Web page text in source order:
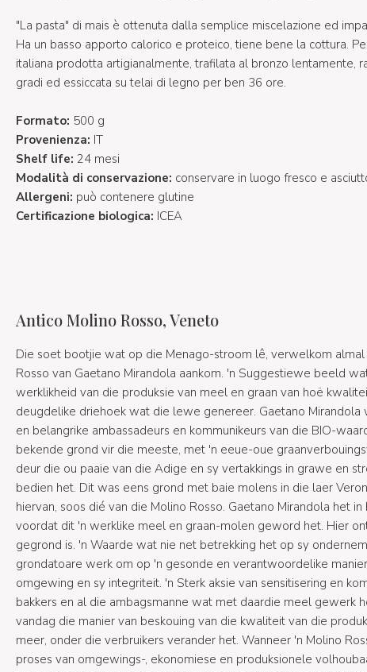
"La pasta" di mais è ottenuta dalla semplice miscelazione ed
Ha un basso apporto calorico e proteico, tiene bene la cottura.
italiana prodotta artigianalmente, trafilata al bronzo lentamente,
gradi ed essiccata su telai di legno per ben 36 ore.
Formato: 500 g
Provenienza: IT
Shelf life: 24 mesi
Modalità di conservazione: conservare in luogo fresco e
Allergeni: può contenere glutine
Certificazione biologica: ICEA
Antico Molino Rosso, Veneto
Die soet bootjie wat op die Menago-stroom lê, verwelkom
Rosso van Gaetano Mirandola aankom. 'n Suggestiewe beeld
werklikheid van die produksie van meel en graan van hoë
deugdelike driehoek wat die lewe genereer. Gaetano
en belangrike ambassadeurs en kommunikeurs van die BIO-
bekende grond vir die meeste, met 'n eeue-oue
deur die ou paaie van die Adige en sy vertakkings in grawe en
bedien het. Dit was eens grond met baie molens in die laer
hiervan, soos dié van die Molino Rosso. Gaetano Mirandola het
voordat dit 'n werklike meel en graan-molen geword het. Hier
gegrond is. 'n Waarde wat nie net betrekking het op sy
grondatoare werk om op 'n gesonde en verantwoordelike
omgewing en sy integriteit. 'n Sterk aksie van sensitisering en
bakkers en al die ambagsmanne wat met daardie meel gewerk
vandag die manier van beskouing van die kwaliteit van die
meer, onder die verbruikers verander het. Wanneer 'n Molino
proses van omgewings-, ekonomiese en produksionele